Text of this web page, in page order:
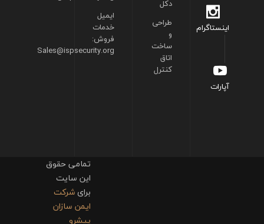
ایمیل
خدمات
فروش:
Sales@ispsecurity.org
دکل
طراحی
و
ساخت
اتاق
کنترل
اینستاگرام
آپارات
تمامی حقوق
این سایت
برایشرکت
ایمن سازان
پیشرو